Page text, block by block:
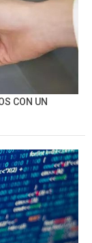
CON UN